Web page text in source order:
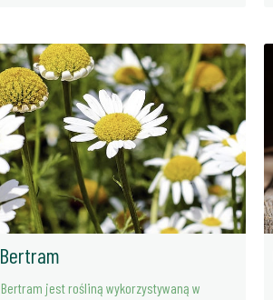
Bertram
Bertram jest rośliną wykorzystywaną w